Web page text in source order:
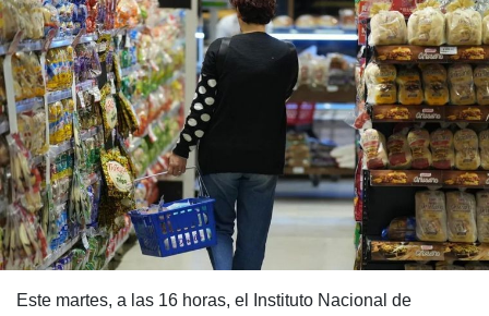
Este martes, a las 16 horas, el Instituto Nacional de